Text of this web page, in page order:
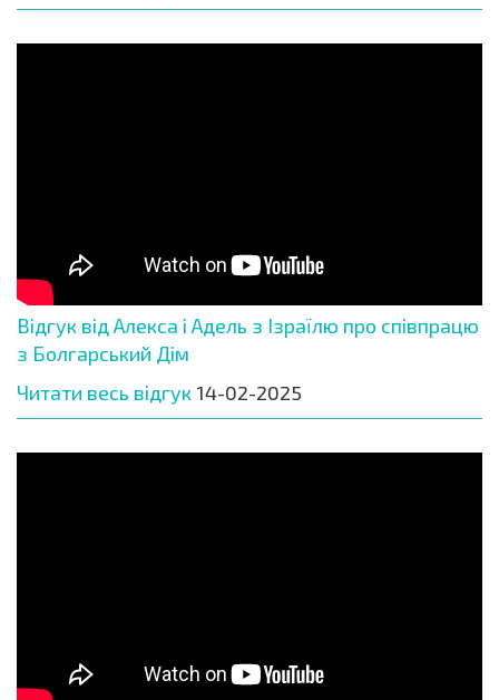
Відгук від Алекса і Адель з Ізраїлю про співпрацю
з Болгарський Дім
Читати весь відгук 14-02-2025